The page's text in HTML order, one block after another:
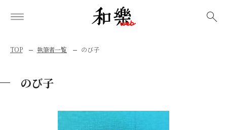
TOP 執筆者一覧 のび子
のび子